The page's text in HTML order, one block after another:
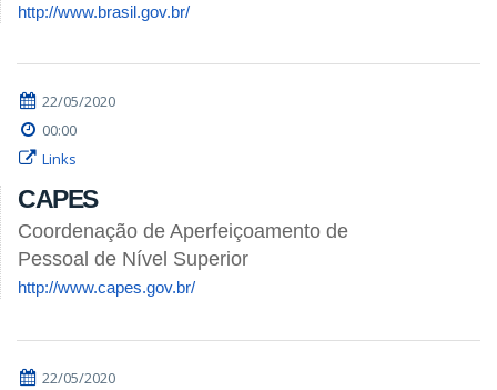
http://www.brasil.gov.br/
22/05/2020
00:00
Links
CAPES
Coordenação de Aperfeiçoamento de
Pessoal de Nível Superior
http://www.capes.gov.br/
22/05/2020